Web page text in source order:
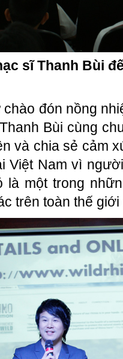
sĩ Thanh Bùi
chào đón nồng
Bùi cùng
và chia sẻ cảm
Việt Nam vì
là một trong
trên toàn thế